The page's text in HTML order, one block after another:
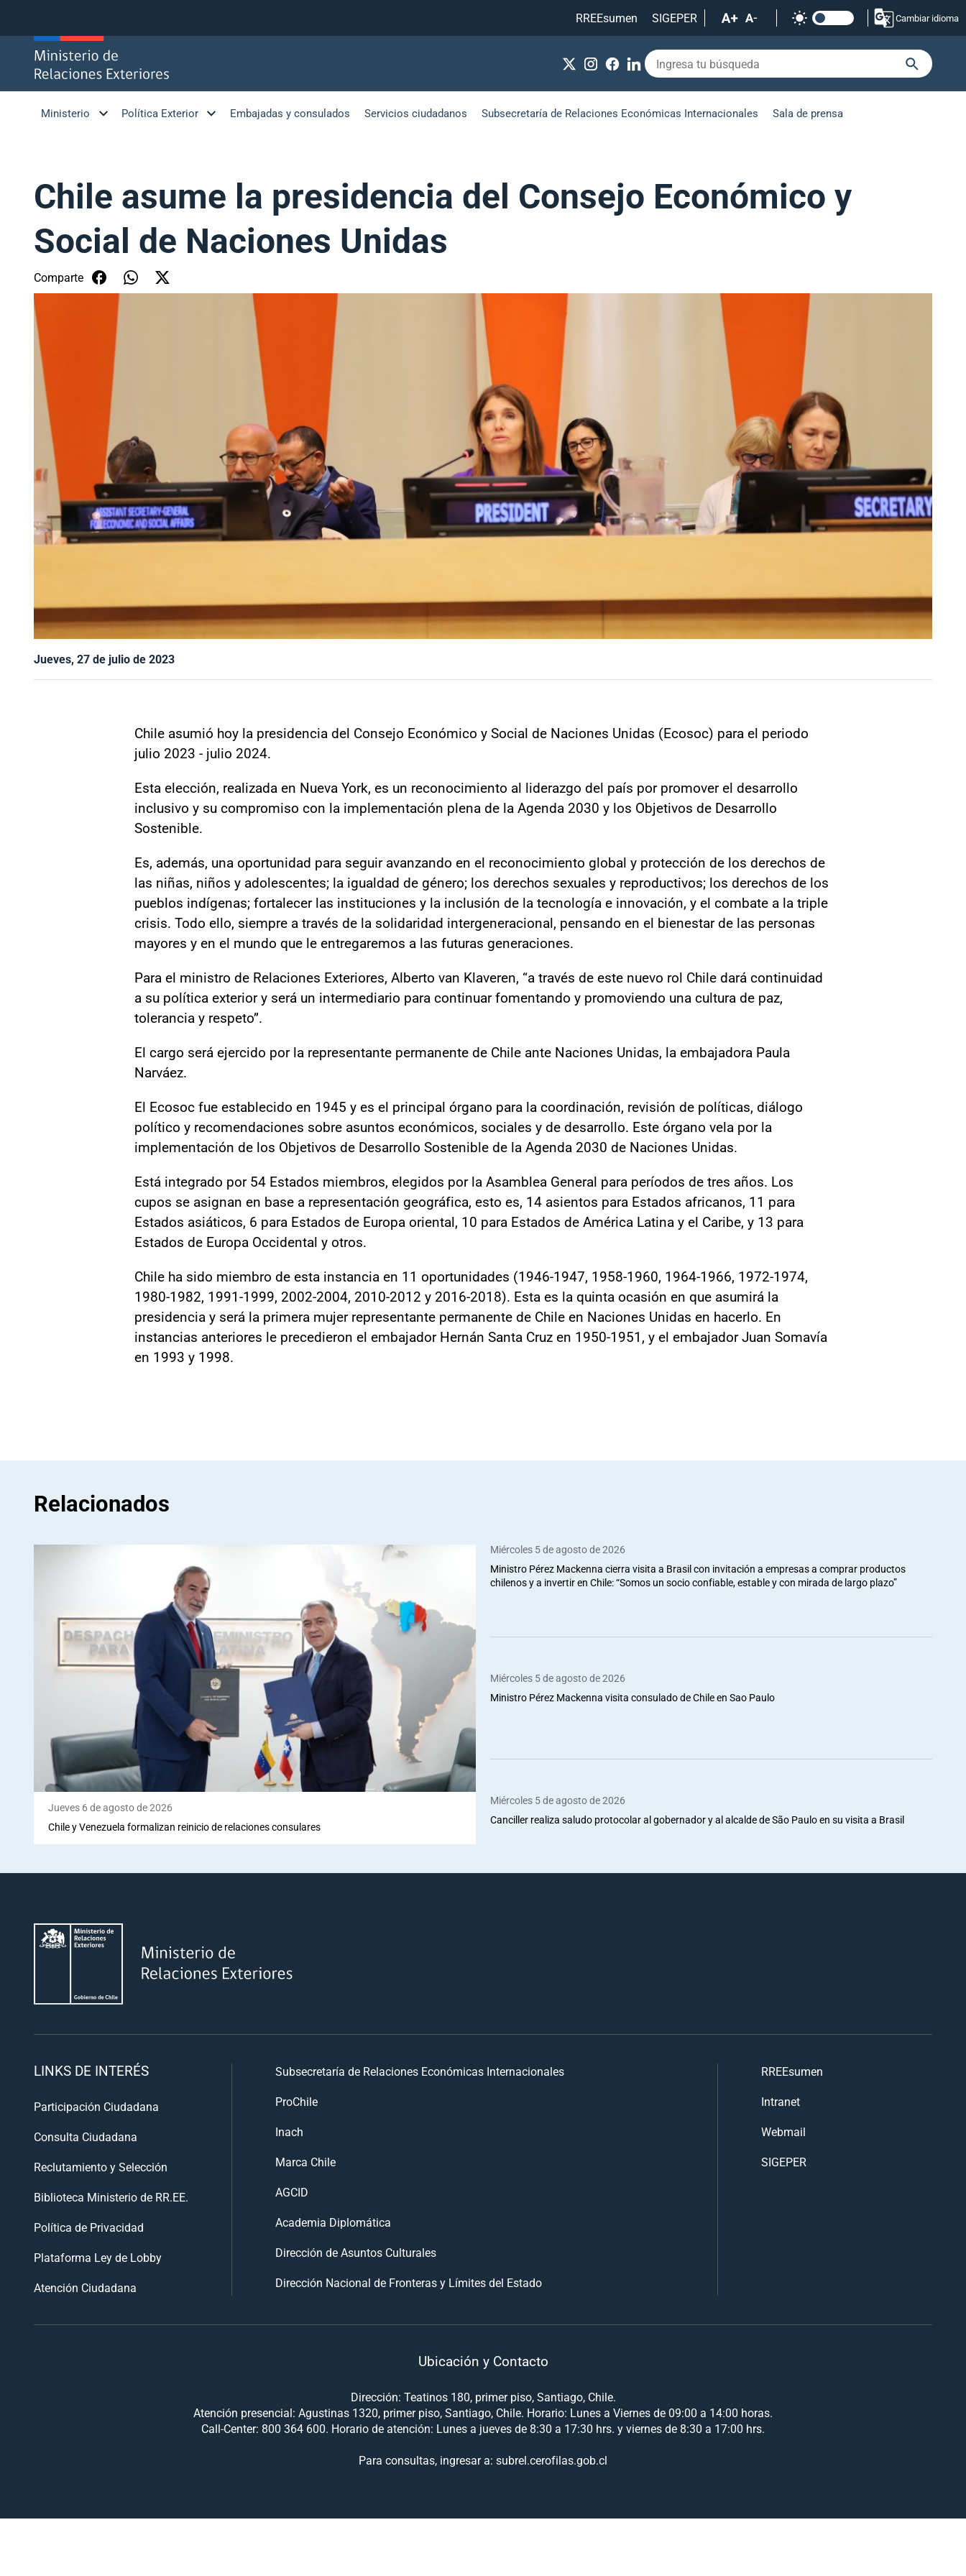
RREEsumen
SIGEPER Cambiar idioma
Ministerio Política Exterior Embajadas y consulados Servicios ciudadanos Subsecretaría de Relaciones Económicas Internacionales Sala de prensa
Chile asume la presidencia del Consejo Económico y
Social de Naciones Unidas
Comparte
Jueves, 27 de julio de 2023
Chile asumió hoy la presidencia del Consejo Económico y Social de Naciones Unidas (Ecosoc) para el periodo
julio 2023 - julio 2024.
Esta elección, realizada en Nueva York, es un reconocimiento al liderazgo del país por promover el desarrollo
inclusivo y su compromiso con la implementación plena de la Agenda 2030 y los Objetivos de Desarrollo
Sostenible.
Es, además, una oportunidad para seguir avanzando en el reconocimiento global y protección de los derechos de
las niñas, niños y adolescentes; la igualdad de género; los derechos sexuales y reproductivos; los derechos de los
pueblos indígenas; fortalecer las instituciones y la inclusión de la tecnología e innovación, y el combate a la triple
crisis. Todo ello, siempre a través de la solidaridad intergeneracional, pensando en el bienestar de las personas
mayores y en el mundo que le entregaremos a las futuras generaciones.
Para el ministro de Relaciones Exteriores, Alberto van Klaveren, “a través de este nuevo rol Chile dará continuidad
a su política exterior y será un intermediario para continuar fomentando y promoviendo una cultura de paz,
tolerancia y respeto”.
El cargo será ejercido por la representante permanente de Chile ante Naciones Unidas, la embajadora Paula
Narváez.
El Ecosoc fue establecido en 1945 y es el principal órgano para la coordinación, revisión de políticas, diálogo
político y recomendaciones sobre asuntos económicos, sociales y de desarrollo. Este órgano vela por la
implementación de los Objetivos de Desarrollo Sostenible de la Agenda 2030 de Naciones Unidas.
Está integrado por 54 Estados miembros, elegidos por la Asamblea General para períodos de tres años. Los
cupos se asignan en base a representación geográfica, esto es, 14 asientos para Estados africanos, 11 para
Estados asiáticos, 6 para Estados de Europa oriental, 10 para Estados de América Latina y el Caribe, y 13 para
Estados de Europa Occidental y otros.
Chile ha sido miembro de esta instancia en 11 oportunidades (1946-1947, 1958-1960, 1964-1966, 1972-1974,
1980-1982, 1991-1999, 2002-2004, 2010-2012 y 2016-2018). Esta es la quinta ocasión en que asumirá la
presidencia y será la primera mujer representante permanente de Chile en Naciones Unidas en hacerlo. En
instancias anteriores le precedieron el embajador Hernán Santa Cruz en 1950-1951, y el embajador Juan Somavía
en 1993 y 1998.
Relacionados
Jueves 6 de agosto de 2026
Chile y Venezuela formalizan reinicio de relaciones consulares
Miércoles 5 de agosto de 2026
Ministro Pérez Mackenna cierra visita a Brasil con invitación a empresas a comprar productos
chilenos y a invertir en Chile: “Somos un socio confiable, estable y con mirada de largo plazo”
Miércoles 5 de agosto de 2026
Ministro Pérez Mackenna visita consulado de Chile en Sao Paulo
Miércoles 5 de agosto de 2026
Canciller realiza saludo protocolar al gobernador y al alcalde de São Paulo en su visita a Brasil
LINKS DE INTERÉS
Participación Ciudadana
Consulta Ciudadana
Reclutamiento y Selección
Biblioteca Ministerio de RR.EE.
Política de Privacidad
Plataforma Ley de Lobby
Atención Ciudadana
Subsecretaría de Relaciones Económicas Internacionales
ProChile
Inach
Marca Chile
AGCID
Academia Diplomática
Dirección de Asuntos Culturales
Dirección Nacional de Fronteras y Límites del Estado
RREEsumen
Intranet
Webmail
SIGEPER
Ubicación y Contacto
Dirección: Teatinos 180, primer piso, Santiago, Chile.
Atención presencial: Agustinas 1320, primer piso, Santiago, Chile. Horario: Lunes a Viernes de 09:00 a 14:00 horas.
Call-Center: 800 364 600. Horario de atención: Lunes a jueves de 8:30 a 17:30 hrs. y viernes de 8:30 a 17:00 hrs.
Para consultas, ingresar a: subrel.cerofilas.gob.cl